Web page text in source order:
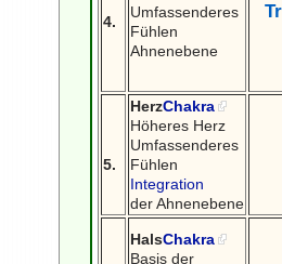
4.
Umfassenderes
Fühlen
Ahnenebene
5.
HerzChakra
Höheres Herz
Umfassenderes
Fühlen
Integration
der Ahnenebene
HalsChakra
Basis der